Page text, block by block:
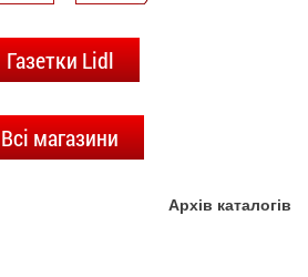
Газетки Lidl
Всі магазини
Архів каталогів